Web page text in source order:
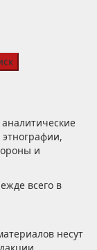
и
всего в
несут